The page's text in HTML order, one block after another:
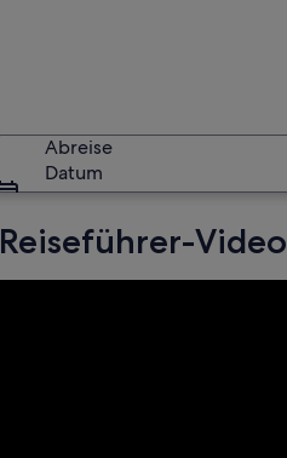
Abreise
Datum
Reiseführer-